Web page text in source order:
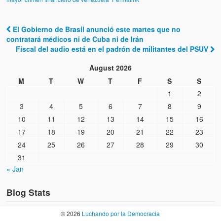
Post navigation
El Gobierno de Brasil anunció este martes que no
contratará médicos ni de Cuba ni de Irán
Fiscal del audio está en el padrón de militantes del PSUV
August 2026
M
T W T F S
S
1
2
3
4 5 6 7 8
9
10
11 12 13 14 15
16
17
18 19 20 21 22
23
24
25 26 27 28 29
30
31
« Jan
Blog Stats
© 2026 Luchando por la Democracia